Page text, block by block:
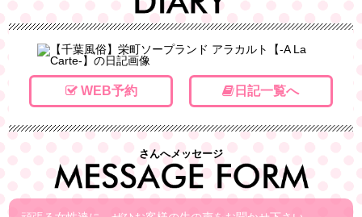
WEB予約 日記一覧へ
さんへメッセージ